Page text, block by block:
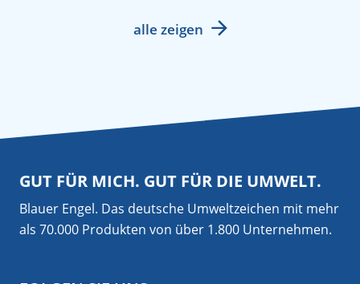
alle zeigen
GUT FÜR MICH. GUT FÜR DIE UMWELT.
Blauer Engel. Das deutsche Umweltzeichen mit mehr
als 70.000 Produkten von über 1.800 Unternehmen.